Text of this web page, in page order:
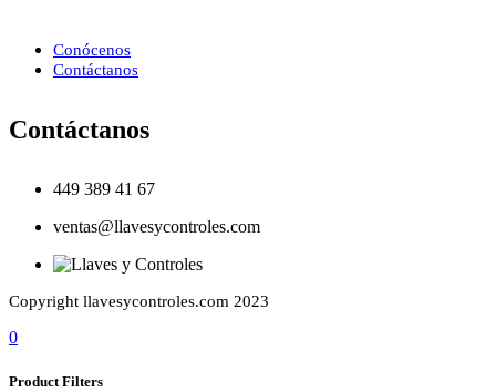
Conócenos
Contáctanos
Contáctanos
449 389 41 67
ventas@llavesycontroles.com
Copyright llavesycontroles.com 2023
0
Product Filters